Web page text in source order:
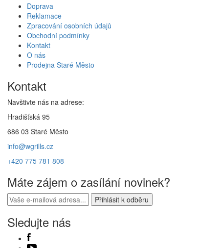
Doprava
Reklamace
Zpracování osobních údajů
Obchodní podmínky
Kontakt
O nás
Prodejna Staré Město
Kontakt
Navštivte nás na adrese:
Hradišťská 95
686 03 Staré Město
info@wgrills.cz
+420 775 781 808
Máte zájem o zasílání novinek?
Sledujte nás